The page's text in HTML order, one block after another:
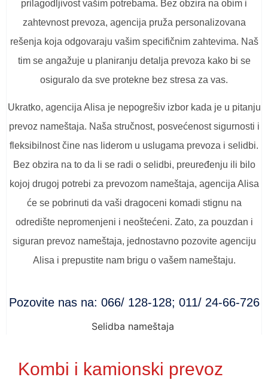
prilagodljivost vašim potrebama. Bez obzira na obim i
zahtevnost prevoza, agencija pruža personalizovana
rešenja koja odgovaraju vašim specifičnim zahtevima. Naš
tim se angažuje u planiranju detalja prevoza kako bi se
osiguralo da sve protekne bez stresa za vas.
Ukratko, agencija Alisa je nepogrešiv izbor kada je u pitanju
prevoz nameštaja. Naša stručnost, posvećenost sigurnosti i
fleksibilnost čine nas liderom u uslugama prevoza i selidbi.
Bez obzira na to da li se radi o selidbi, preuređenju ili bilo
kojoj drugoj potrebi za prevozom nameštaja, agencija Alisa
će se pobrinuti da vaši dragoceni komadi stignu na
odredište nepromenjeni i neoštećeni. Zato, za pouzdan i
siguran prevoz nameštaja, jednostavno pozovite agenciju
Alisa i prepustite nam brigu o vašem nameštaju.
Pozovite nas na: 066/ 128-128; 011/ 24-66-726
Kombi i kamionski prevoz